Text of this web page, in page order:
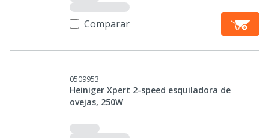
Comparar
0509953
Heiniger Xpert 2-speed esquiladora de
ovejas, 250W